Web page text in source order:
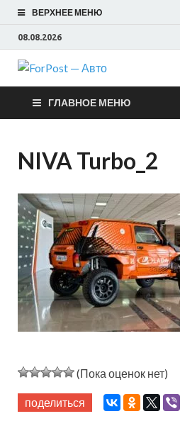
ВЕРХНЕЕ МЕНЮ
08.08.2026
ГЛАВНОЕ МЕНЮ
NIVA Turbo_2
(Пока оценок нет)
поделиться